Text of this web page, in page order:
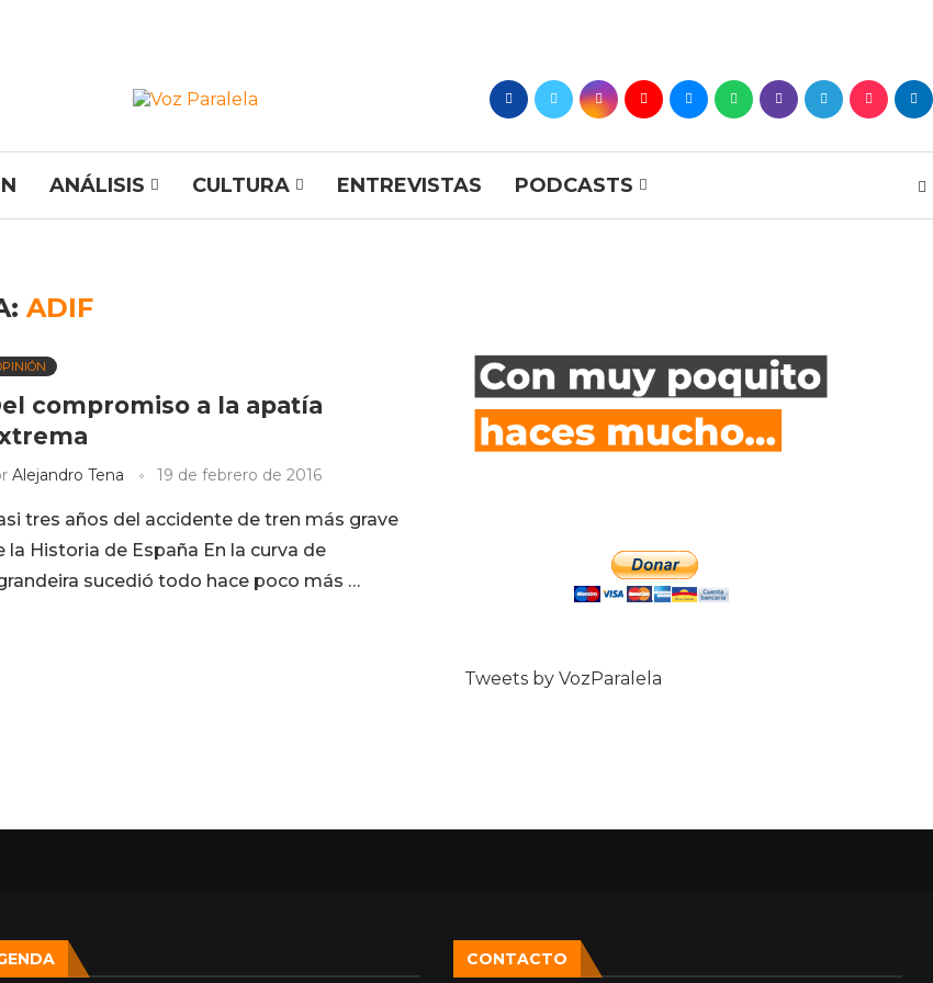
ANÁLISIS CULTURA ENTREVISTAS PODCASTS
ADIF
compromiso a la apatía
Alejandro Tena 19 de febrero de 2016
tres años del accidente de tren más grave
la Historia de España En la curva de
sucedió todo hace poco más …
Tweets by VozParalela
CONTACTO